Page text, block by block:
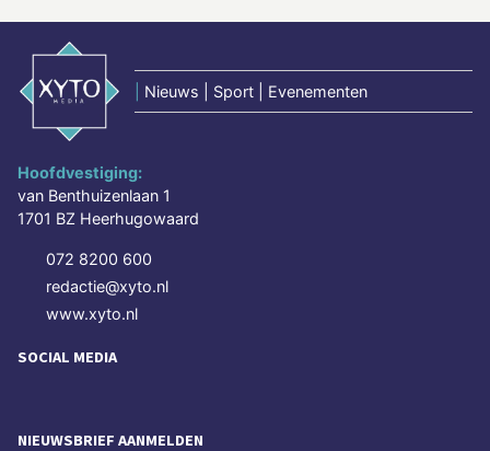
Nieuws | Sport | Evenementen
Hoofdvestiging:
van Benthuizenlaan 1
1701 BZ Heerhugowaard
072 8200 600
redactie@xyto.nl
www.xyto.nl
SOCIAL MEDIA
NIEUWSBRIEF AANMELDEN